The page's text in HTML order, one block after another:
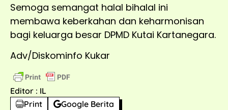
Semoga semangat halal bihalal ini
membawa keberkahan dan keharmonisan
bagi keluarga besar DPMD Kutai Kartanegara.
Adv/Diskominfo Kukar
Editor : IL
Print
Google Berita